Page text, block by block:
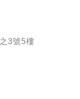
3號5樓